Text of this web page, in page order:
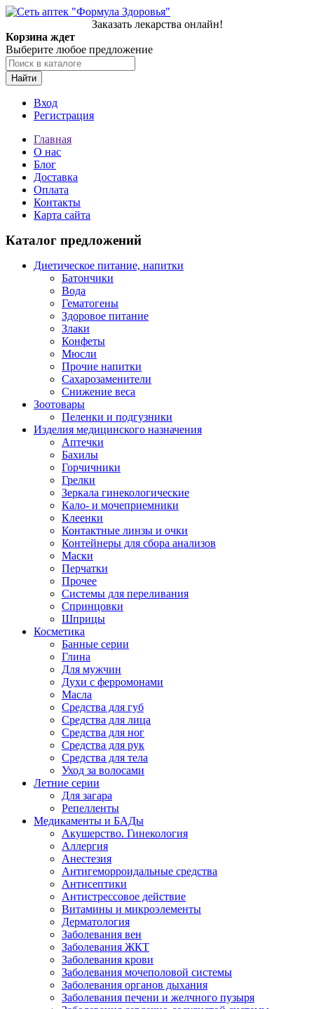
Заказать лекарства онлайн!
Корзина ждет
Выберите любое предложение
Найти
Вход
Регистрация
Главная
О нас
Блог
Доставка
Оплата
Контакты
Карта сайта
Каталог предложений
Диетическое питание, напитки
Батончики
Вода
Гематогены
Здоровое питание
Злаки
Конфеты
Мюсли
Прочие напитки
Сахарозаменители
Снижение веса
Зоотовары
Пеленки и подгузники
Изделия медицинского назначения
Аптечки
Бахилы
Горчичники
Грелки
Зеркала гинекологические
Кало- и мочеприемники
Клеенки
Контактные линзы и очки
Контейнеры для сбора анализов
Маски
Перчатки
Прочее
Системы для переливания
Спринцовки
Шприцы
Косметика
Банные серии
Глина
Для мужчин
Духи с ферромонами
Масла
Средства для губ
Средства для лица
Средства для ног
Средства для рук
Средства для тела
Уход за волосами
Летние серии
Для загара
Репелленты
Медикаменты и БАДы
Акушерство. Гинекология
Аллергия
Анестезия
Антигеморроидальные средства
Антисептики
Антистрессовое действие
Витамины и микроэлементы
Дерматология
Заболевания вен
Заболевания ЖКТ
Заболевания крови
Заболевания мочеполовой системы
Заболевания органов дыхания
Заболевания печени и желчного пузыря